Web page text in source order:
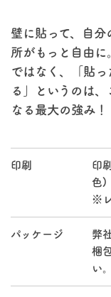
壁に貼って、自
所がもっと自由
ではなく、「貼
る」というのは
なる最大の強み！
印刷
印
色)
※
パッケージ
弊
梱
い。